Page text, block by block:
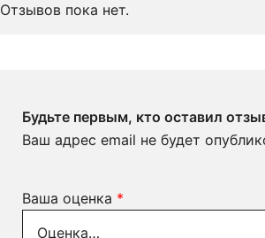
Отзывов пока нет.
Будьте первым, кто оставил
Ваш адрес email не будет
Ваша оценка *